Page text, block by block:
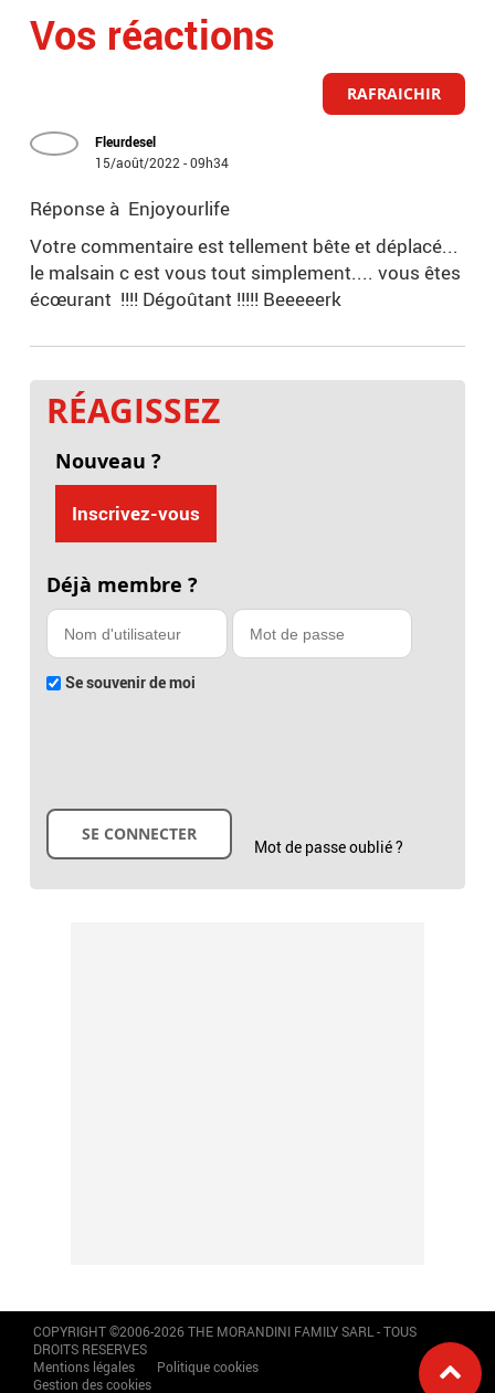
Vos réactions
RAFRAICHIR
Fleurdesel
15/août/2022 - 09h34
Réponse à Enjoyourlife
Votre commentaire est tellement bête et déplacé...
le malsain c est vous tout simplement.... vous êtes
écœurant !!!! Dégoûtant !!!!! Beeeeerk
RÉAGISSEZ
Nouveau ?
Inscrivez-vous
Déjà membre ?
Se souvenir de moi
Mot de passe oublié ?
COPYRIGHT ©2006-2026 THE MORANDINI FAMILY SARL - TOUS
DROITS RESERVES
Mentions légales
Politique cookies
Gestion des cookies